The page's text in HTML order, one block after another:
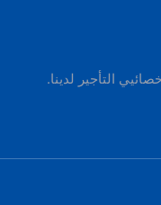
التأجير لدينا.